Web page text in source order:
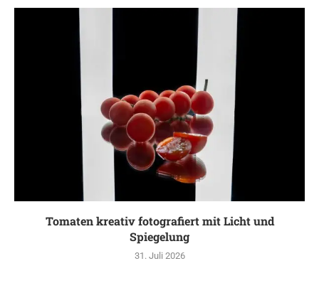
Tomaten kreativ fotografiert mit Licht und
Spiegelung
31. Juli 2026